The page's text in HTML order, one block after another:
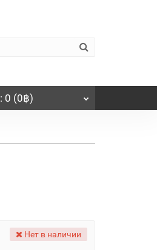
: 0 (0฿)
Нет в наличии